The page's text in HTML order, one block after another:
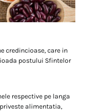
credincioase, care in
postului Sfintelor
respective pe langa
alimentatia,